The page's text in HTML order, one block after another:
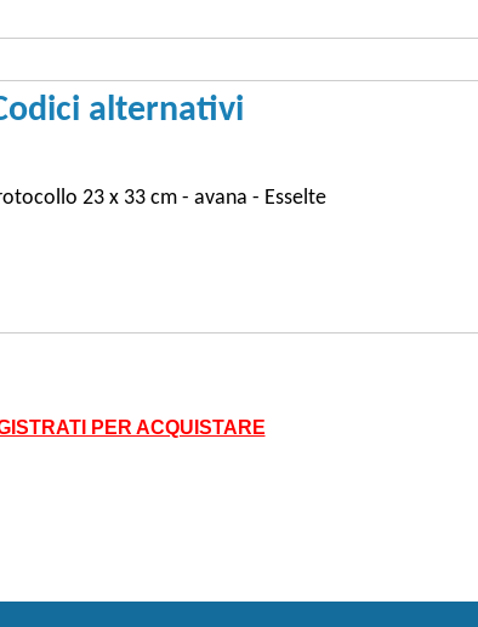
alternativi
23 x 33 cm - avana - Esselte
PER ACQUISTARE